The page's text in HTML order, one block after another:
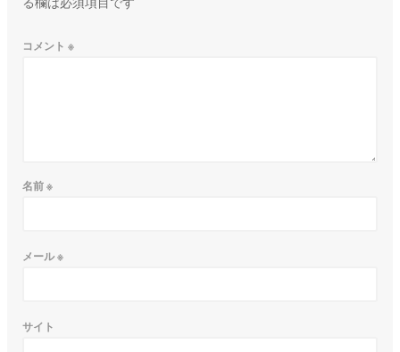
コメント※
名前※
メール※
サイト